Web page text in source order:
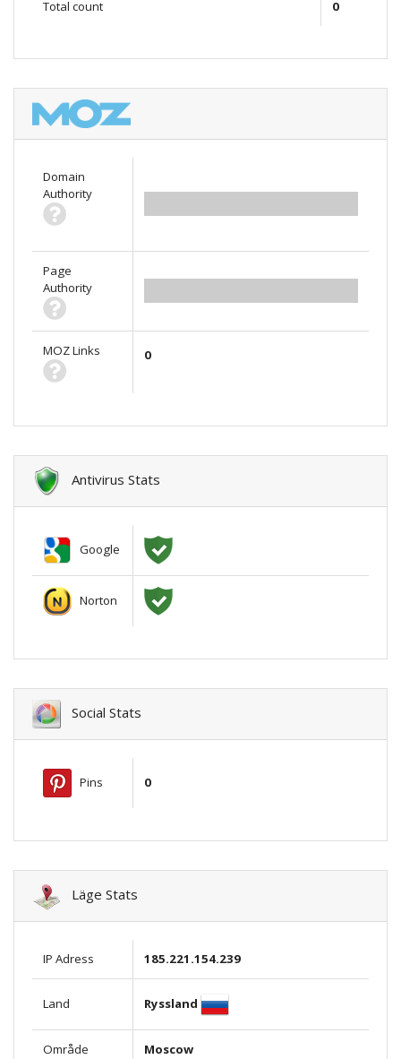
Total count 0
Domain
Authority
Page
Authority
MOZ Links 0
Antivirus Stats
Google
Norton
Social Stats
Pins 0
Läge Stats
IP Adress 185.221.154.239
Land Ryssland
Område Moscow